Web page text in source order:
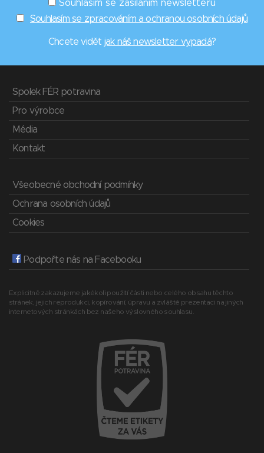
Souhlasím se zasíláním newsletterů
Souhlasím se zpracováním a ochranou osobních údajů
Chcete vidět jak náš newsletter vypadá?
Spolek FÉR potravina
Pro výrobce
Média
Kontakt
Všeobecné obchodní podmínky
Ochrana osobních údajů
Cookies
Podpořte nás na Facebooku
Explicitně zakazujeme jakékoli použití části nebo celého obsahu těchto
stránek, jejich reprodukci, kopírování, úpravu a zvláště prezentaci na jiných
internetových stránkách bez našeho výslovného souhlasu.